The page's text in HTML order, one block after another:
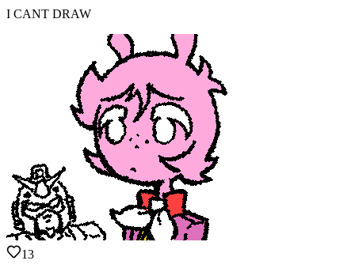
I CANT DRAW
13